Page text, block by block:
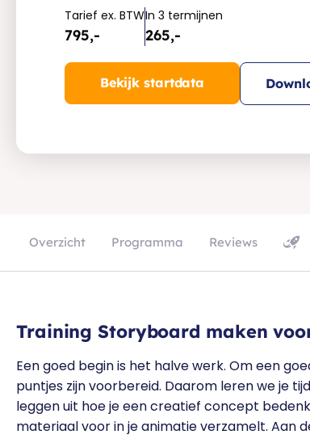
Tarief ex. BTW
795,-
In 3 termijnen
265,-
Bekijk startdata
Overzicht Programma Reviews
Training Storyboard maken
Een goed begin is het halve werk. Om een
puntjes zijn voorbereid. Daarom leren we je
leggen uit hoe je een creatief concept
materiaal voor in je animatie verzamelt. Aan